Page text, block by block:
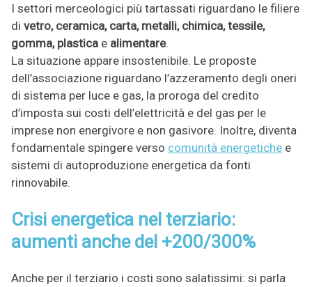
I settori merceologici più tartassati riguardano le filiere
di vetro, ceramica, carta, metalli, chimica, tessile,
gomma, plastica e alimentare.
La situazione appare insostenibile. Le proposte
dell’associazione riguardano l’azzeramento degli oneri
di sistema per luce e gas, la proroga del credito
d’imposta sui costi dell’elettricità e del gas per le
imprese non energivore e non gasivore. Inoltre, diventa
fondamentale spingere verso comunità energetiche e
sistemi di autoproduzione energetica da fonti
rinnovabile.
Crisi energetica nel terziario:
aumenti anche del +200/300%
Anche per il terziario i costi sono salatissimi: si parla